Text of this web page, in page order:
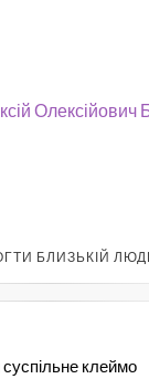
Олексійович
БЛИЗЬКІЙ
клеймо